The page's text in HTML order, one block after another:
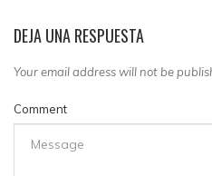
DEJA UNA RESPUESTA
Your email address will not be
Comment